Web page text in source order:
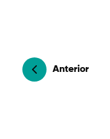
Anterior